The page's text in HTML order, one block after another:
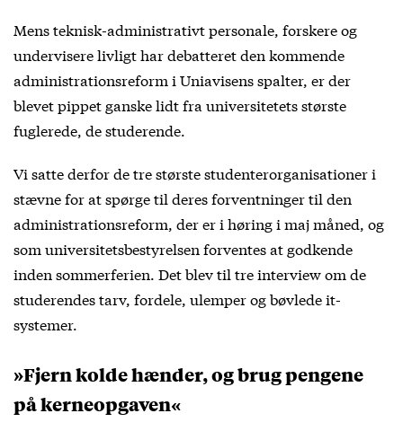
Mens teknisk-administrativt personale, forskere og
undervisere livligt har debatteret den kommende
administrationsreform i Uniavisens spalter, er der
blevet pippet ganske lidt fra universitetets største
fuglerede, de studerende.
Vi satte derfor de tre største studenterorganisationer i
stævne for at spørge til deres forventninger til den
administrationsreform, der er i høring i maj måned, og
som universitetsbestyrelsen forventes at godkende
inden sommerferien. Det blev til tre interview om de
studerendes tarv, fordele, ulemper og bøvlede it-
systemer.
»Fjern kolde hænder, og brug pengene
på kerneopgaven«